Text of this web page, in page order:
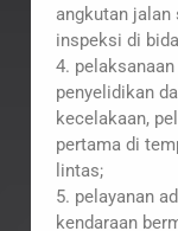
angkutan jalan
inspeksi di
4.
penyelidikan
kecelakaan,
pertama di
lintas;
5. pelayanan
kendaraan